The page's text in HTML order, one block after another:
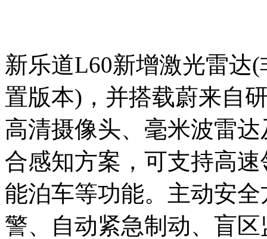
新乐道L60新增激光雷达
置版本)，并搭载蔚来自
高清摄像头、毫米波雷
合感知方案，可支持高
能泊车等功能。主动安
警、自动紧急制动、盲